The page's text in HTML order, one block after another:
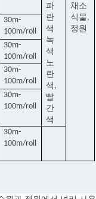
파
란
색
녹
색
노
란
색,
빨
간
색
채소
식물,
정원
30m-
100m/roll
30m-
100m/roll
30m-
100m/roll
30m-
100m/roll
30m-
100m/roll